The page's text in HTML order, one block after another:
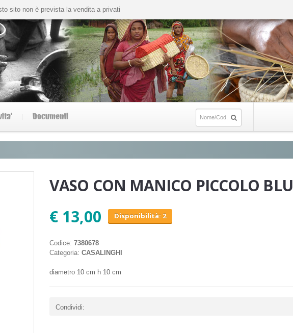
sito non è prevista la vendita a privati
Documenti
VASO CON MANICO PICCOLO BLU
€ 13,00
Disponibilità: 2
Codice: 7380678
Categoria: CASALINGHI
diametro 10 cm h 10 cm
Condividi: